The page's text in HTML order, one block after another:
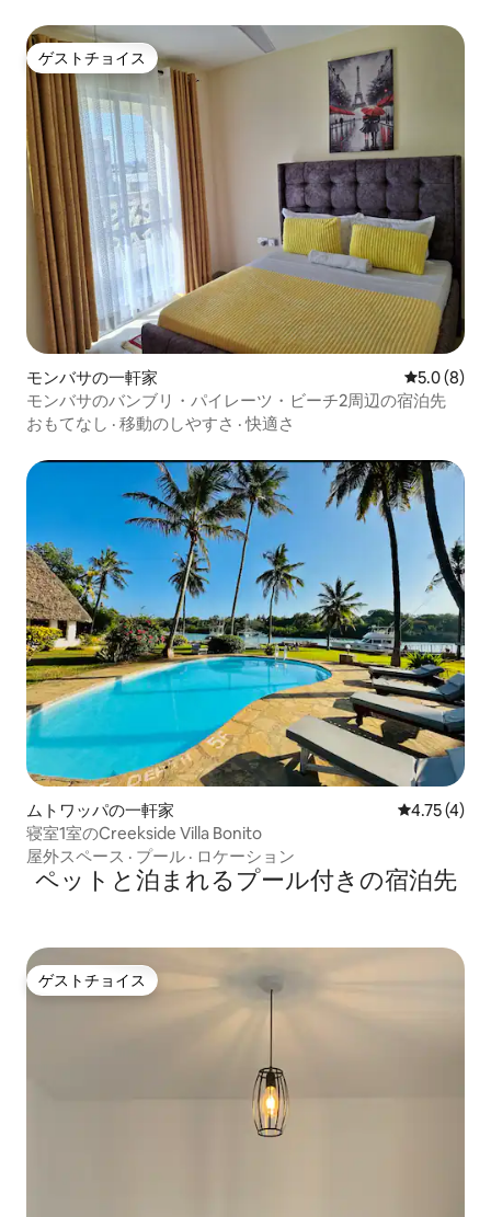
ゲストチョイス
ゲストチョイス
モンバサの一軒家 レビュー8
5.0 (8)
モンバサのバンブリ・パイレーツ・ビーチ2周辺の宿泊先
おもてなし · 移動のしやすさ ·快適さ
ムトワッパの一軒家 レビュー4
4.75 (4)
寝室1室のCreekside Villa Bonito
屋外スペース · プール · ロケーション
ペットと泊まれるプール付きの宿泊先
ゲストチョイス
ゲストチョイス